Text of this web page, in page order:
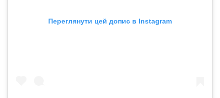
Переглянути цей допис в Instagram